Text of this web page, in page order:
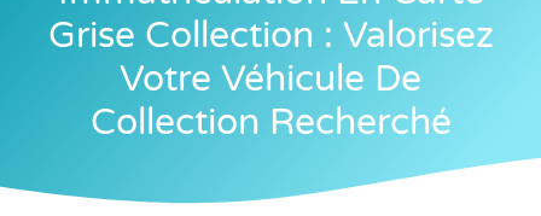
Grise Collection : Valorisez
Votre Véhicule De
Collection Recherché